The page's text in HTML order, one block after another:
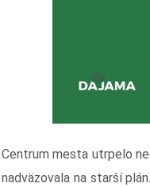
Centrum mesta utrpelo
nadväzovala na starší